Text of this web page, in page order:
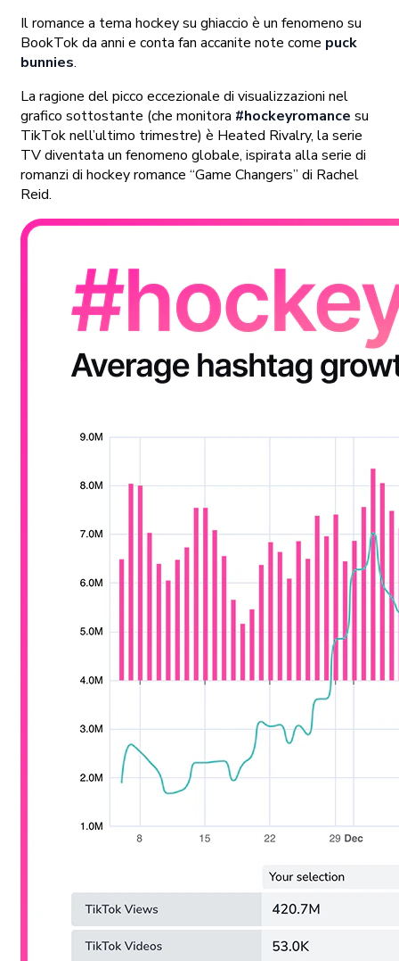
Il romance a tema hockey su ghiaccio è un fenomeno su
BookTok da anni e conta fan accanite note come puck
bunnies.
La ragione del picco eccezionale di visualizzazioni nel
grafico sottostante (che monitora #hockeyromance su
TikTok nell’ultimo trimestre) è Heated Rivalry, la serie
TV diventata un fenomeno globale, ispirata alla serie di
romanzi di hockey romance “Game Changers” di Rachel
Reid.